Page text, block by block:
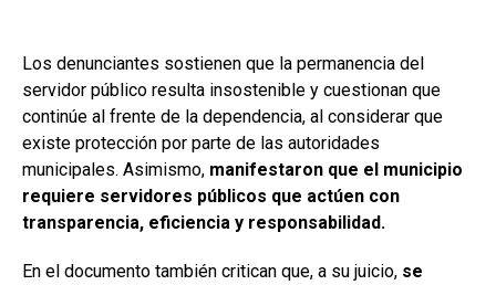
Los denunciantes sostienen que la permanencia del
servidor público resulta insostenible y cuestionan que
continúe al frente de la dependencia, al considerar que
existe protección por parte de las autoridades
municipales. Asimismo, manifestaron que el municipio
requiere servidores públicos que actúen con
transparencia, eficiencia y responsabilidad.
En el documento también critican que, a su juicio, se